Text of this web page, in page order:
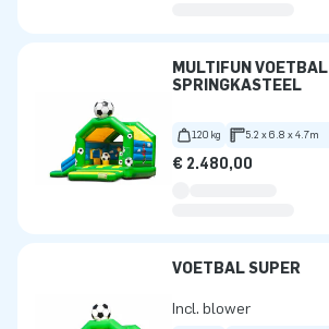
MULTIFUN VOETBAL
SPRINGKASTEEL
120 kg 5.2 x 6.8 x 4.7m
€ 2.480,00
VOETBAL SUPER
Incl. blower